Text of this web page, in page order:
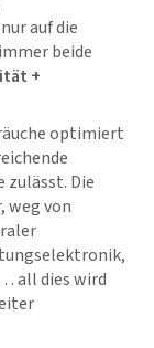
auf die
beide
+
optimiert
Die
weg von
all dies wird